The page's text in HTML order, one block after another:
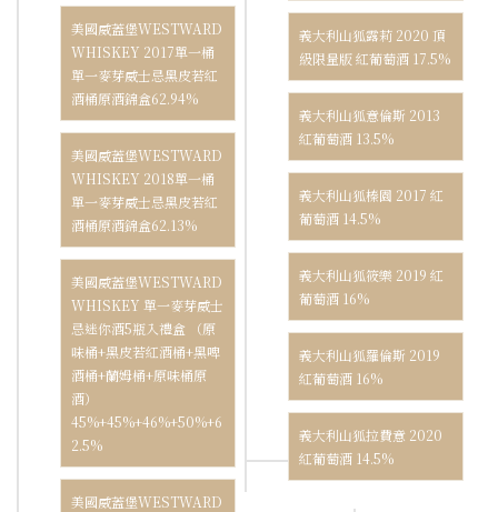
美國威蓋堡WESTWARD
WHISKEY 2017單一桶
單一麥芽威士忌黑皮若紅
酒桶原酒錦盒62.94%
美國威蓋堡WESTWARD
WHISKEY 2018單一桶
單一麥芽威士忌黑皮若紅
酒桶原酒錦盒62.13%
美國威蓋堡WESTWARD
WHISKEY 單一麥芽威士
忌迷你酒5瓶入禮盒 （原
味桶+黑皮若紅酒桶+黑啤
酒桶+蘭姆桶+原味桶原
酒）
45%+45%+46%+50%+6
2.5%
美國威蓋堡WESTWARD
義大利山狐露莉 2020 頂
級限量版 紅葡萄酒 17.5%
義大利山狐意倫斯 2013
紅葡萄酒 13.5%
義大利山狐榛園 2017 紅
葡萄酒 14.5%
義大利山狐筱樂 2019 紅
葡萄酒 16%
義大利山狐羅倫斯 2019
紅葡萄酒 16%
義大利山狐拉費意 2020
紅葡萄酒 14.5%